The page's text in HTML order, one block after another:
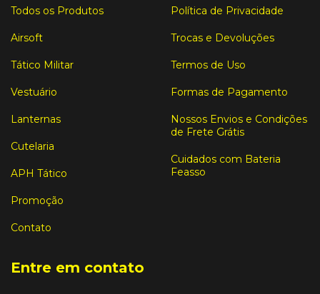
Todos os Produtos
Airsoft
Tático Militar
Vestuário
Lanternas
Cutelaria
APH Tático
Promoção
Contato
Política de Privacidade
Trocas e Devoluções
Termos de Uso
Formas de Pagamento
Nossos Envios e Condições
de Frete Grátis
Cuidados com Bateria
Feasso
Entre em contato